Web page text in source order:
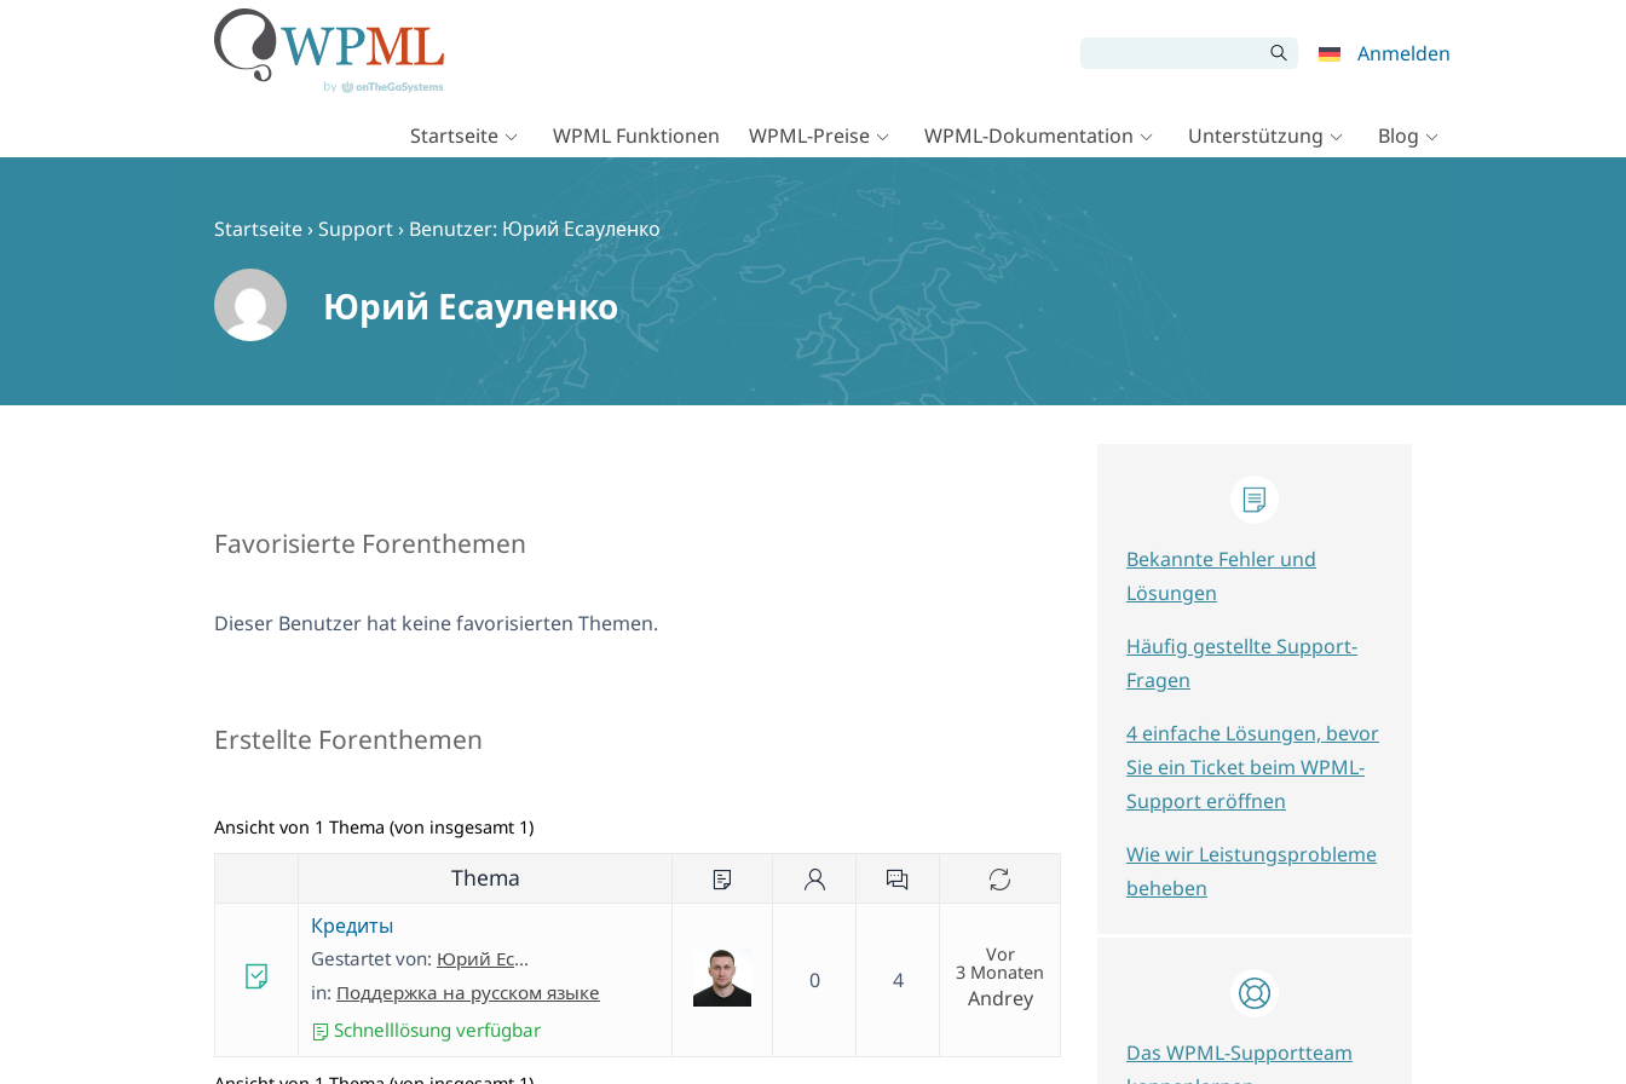
Anmelden
Startseite WPML Funktionen WPML-Preise WPML-Dokumentation Unterstützung Blog
Startseite›Support› Benutzer: Юрий Есауленко
Юрий Есауленко
Favorisierte Forenthemen
Dieser Benutzer hat keine favorisierten Themen.
Erstellte Forenthemen
Ansicht von 1 Thema (von insgesamt 1)
Thema
Кредиты
Gestartet von: Юрий Есауленко
in: Поддержка на русском языке
Schnelllösung verfügbar
0 4
Vor
3 Monaten
Andrey
Bekannte Fehler und
Lösungen
Häufig gestellte Support-
Fragen
4 einfache Lösungen, bevor
Sie ein Ticket beim WPML-
Support eröffnen
Wie wir Leistungsprobleme
beheben
Das WPML-Supportteam